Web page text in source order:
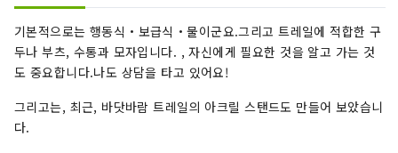
기본적으로는 행동식・보급식・물이군요.그리고 트레일에 적합한 구
두나 부츠, 수통과 모자입니다. , 자신에게 필요한 것을 알고 가는 것
도 중요합니다.나도 상담을 타고 있어요!
그리고는, 최근, 바닷바람 트레일의 아크릴 스탠드도 만들어 보았습니
다.